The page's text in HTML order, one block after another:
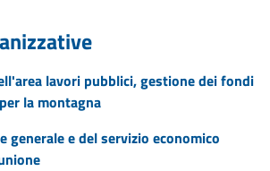
lavori pubblici, gestione dei fondi
la montagna
generale e del servizio economico